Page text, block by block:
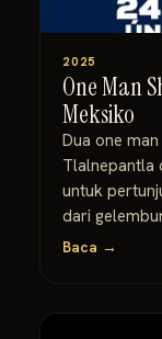
2025
One Man
Meksiko
Dua one
Tlalnepantla
untuk
dari
Baca →